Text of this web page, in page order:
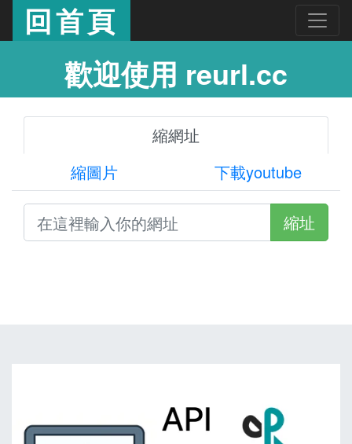
回首頁
歡迎使用 reurl.cc
縮網址
縮圖片
下載youtube
縮址